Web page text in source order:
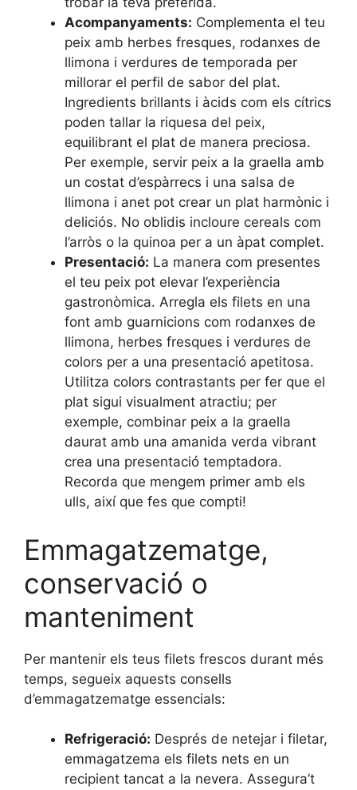
Acompanyaments: Complementa el teu
peix amb herbes fresques, rodanxes de
llimona i verdures de temporada per
millorar el perfil de sabor del plat.
Ingredients brillants i àcids com els cítrics
poden tallar la riquesa del peix,
equilibrant el plat de manera preciosa.
Per exemple, servir peix a la graella amb
un costat d’espàrrecs i una salsa de
llimona i anet pot crear un plat harmònic i
deliciós. No oblidis incloure cereals com
l’arròs o la quinoa per a un àpat complet.
Presentació: La manera com presentes
el teu peix pot elevar l’experiència
gastronòmica. Arregla els filets en una
font amb guarnicions com rodanxes de
llimona, herbes fresques i verdures de
colors per a una presentació apetitosa.
Utilitza colors contrastants per fer que el
plat sigui visualment atractiu; per
exemple, combinar peix a la graella
daurat amb una amanida verda vibrant
crea una presentació temptadora.
Recorda que mengem primer amb els
ulls, així que fes que compti!
Emmagatzematge,
conservació o
manteniment
Per mantenir els teus filets frescos durant més
temps, segueix aquests consells
d’emmagatzematge essencials:
Refrigeració: Després de netejar i filetar,
emmagatzema els filets nets en un
recipient tancat a la nevera. Assegura’t